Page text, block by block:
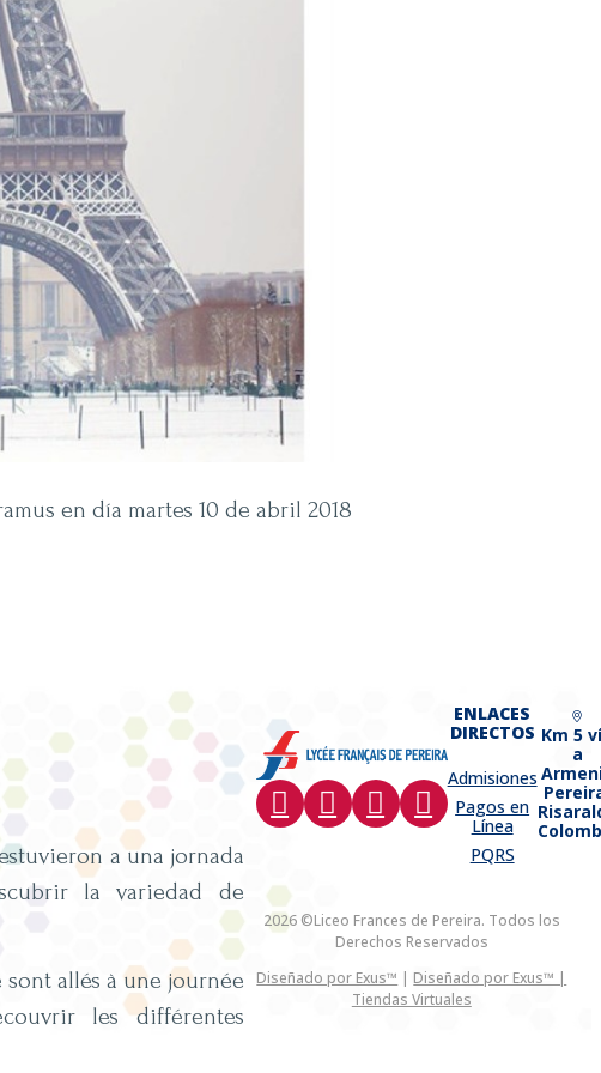
en día martes 10 de abril 2018
a una jornada
la variedad de
allés à une journée
les différentes
ENLACES
DIRECTOS
Admisiones
Pagos en
Línea
PQRS
Km 5
a
2026 ©Liceo Frances de Pereira. Todos los
Derechos Reservados
Diseñado por Exus™ | Diseñado por Exus™ |
Tiendas Virtuales